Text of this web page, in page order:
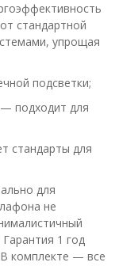
стандартной
упрощая
подсветки;
подходит для
стандарты для
для
не
1 год
комплекте — все